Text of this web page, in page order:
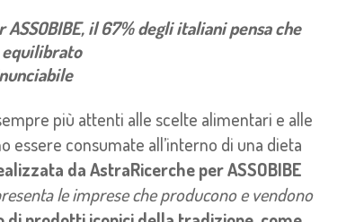
il 67% degli italiani pensa che
equilibrato
più attenti alle scelte alimentari e alle
essere consumate all’interno di una dieta
da AstraRicerche per ASSOBIBE
le imprese che producono e vendono